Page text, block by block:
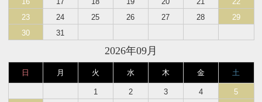
23
24 25 26 27 28
29
30
31
2026年09月
日 月 火 水 木 金 土
1 2 3 4
5